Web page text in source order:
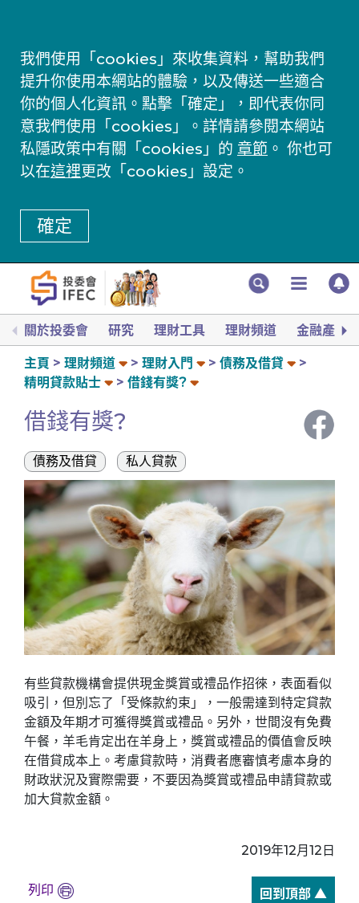
我們使用「cookies」來收集資料，幫助我們
提升你使用本網站的體驗，以及傳送一些適合
你的個人化資訊。點擊「確定」，即代表你同
意我們使用「cookies」。詳情請參閱本網站
私隱政策中有關「cookies」的 章節 。 你也可
以在這裡更改「cookies」設定。
確定
關於投委會 研究 理財工具 理財頻道 金融產品
主頁 理財頻道 理財入門
債務及借貸
精明貸款貼士
借錢有獎?
借錢有獎?
債務及借貸 私人貸款
有些貸款機構會提供現金獎賞或禮品作招徠，表面看似
吸引，但別忘了「受條款約束」，一般需達到特定貸款
金額及年期才可獲得獎賞或禮品。另外，世間沒有免費
午餐，羊毛肯定出在羊身上，獎賞或禮品的價值會反映
在借貸成本上。考慮貸款時，消費者應審慎考慮本身的
財政狀況及實際需要，不要因為獎賞或禮品申請貸款或
加大貸款金額。
2019年12月12日
列印 回到頂部 ▲